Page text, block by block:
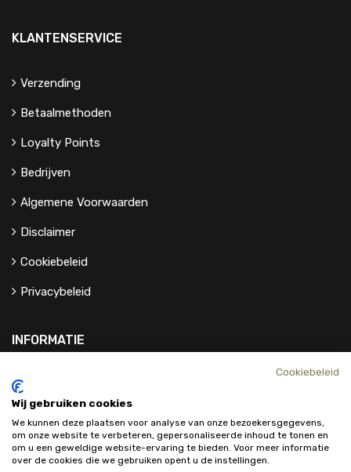
KLANTENSERVICE
Verzending
Betaalmethoden
Loyalty Points
Bedrijven
Algemene Voorwaarden
Disclaimer
Cookiebeleid
Privacybeleid
INFORMATIE
Contact
Cookiebeleid
Wij gebruiken cookies
We kunnen deze plaatsen voor analyse van onze bezoekersgegevens,
om onze website te verbeteren, gepersonaliseerde inhoud te tonen en
om u een geweldige website-ervaring te bieden. Voor meer informatie
over de cookies die we gebruiken opent u de instellingen.